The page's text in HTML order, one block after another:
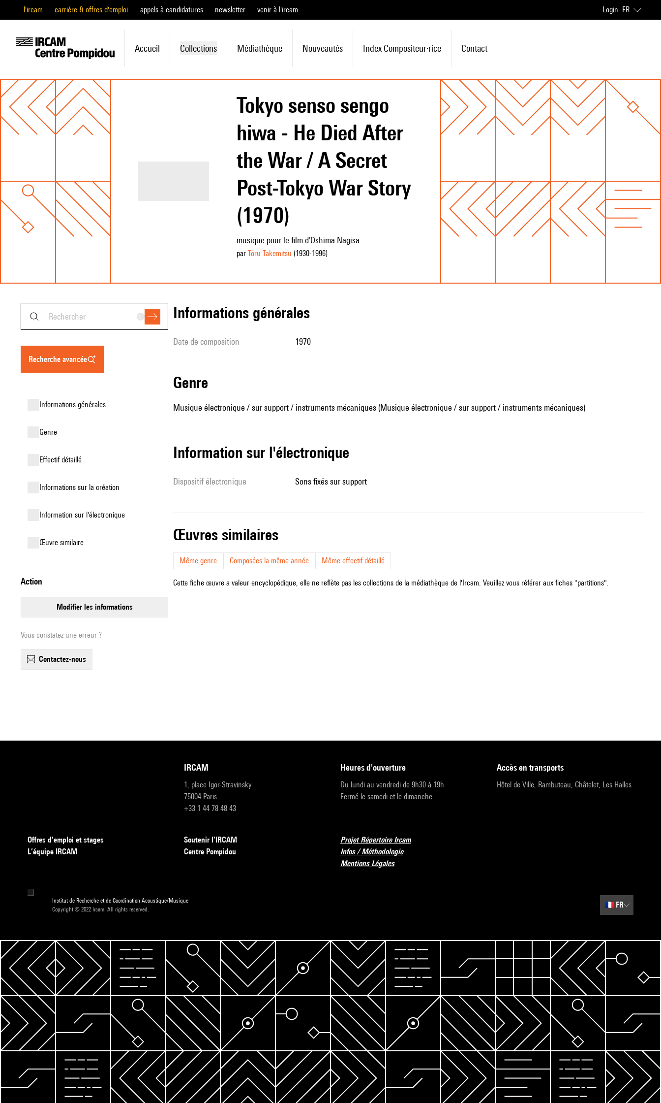
l'ircam carrière & offres d'emploi appels à candidatures newsletter venir à l'ircam Login FR
Accueil Collections Médiathèque Nouveautés Index Compositeur·rice Contact
Tokyo senso sengo
hiwa - He Died After
the War / A Secret
Post-Tokyo War Story
(1970)
musique pour le film d'Oshima Nagisa
par Tōru Takemitsu (1930-1996)
recherche avancée
informations générales
genre
effectif détaillé
informations sur la création
Information sur l'électronique
œuvre similaire
action
modifier les informations
Vous constatez une erreur ?
contactez-nous
informations générales
date de composition 1970
genre
Musique électronique / sur support / instruments mécaniques (Musique électronique / sur support / instruments mécaniques)
Information sur l'électronique
Dispositif électronique sons fixés sur support
œuvres similaires
Même genre Composées la même année Même effectif détaillé
Cette fiche œuvre a valeur encyclopédique, elle ne reflète pas les collections de la médiathèque de l'Ircam. Veuillez vous référer aux fiches "partitions".
IRCAM
1, place Igor-Stravinsky
75004 Paris
+33 1 44 78 48 43
heures d'ouverture
Du lundi au vendredi de 9h30 à 19h
Fermé le samedi et le dimanche
accès en transports
Hôtel de Ville, Rambuteau, Châtelet, Les Halles
Offres d’emploi et stages
L’équipe IRCAM
Soutenir l’IRCAM
Centre Pompidou
Projet Répertoire Ircam
Infos / Méthodologie
Mentions Légales
Institut de Recherche et de Coordination Acoustique/Musique
Copyright © 2022 Ircam. All rights reserved.
🇫🇷 FR